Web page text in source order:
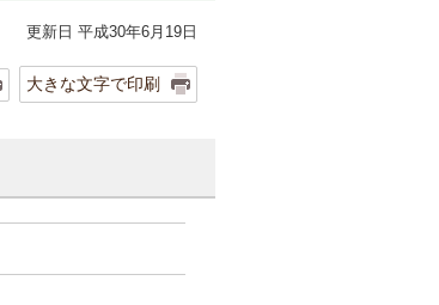
更新日 平成30年6月19日
大きな文字で印刷